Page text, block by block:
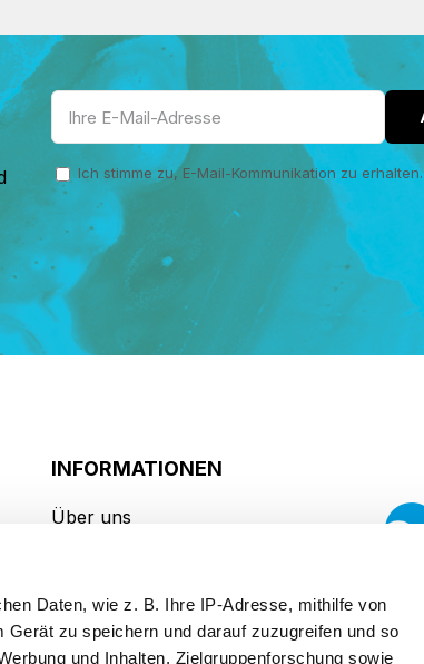
Daten, wie z. B. Ihre IP-Adresse, mithilfe von
zu speichern und darauf zuzugreifen und so
und Inhalten, Zielgruppenforschung sowie
Ich stimme zu, E-Mail-Kommunikation zu erhalten.
INFORMATIONEN
Über uns
FAQs
AGB